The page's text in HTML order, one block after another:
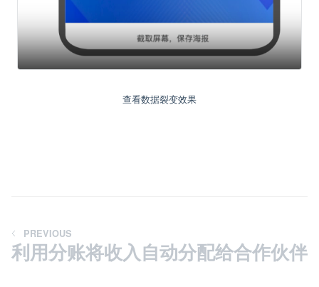
查看数据裂变效果
PREVIOUS
利用分账将收入自动分配给合作伙伴